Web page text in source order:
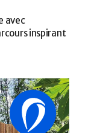
avec
inspirant